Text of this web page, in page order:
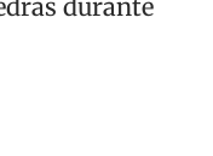
durante